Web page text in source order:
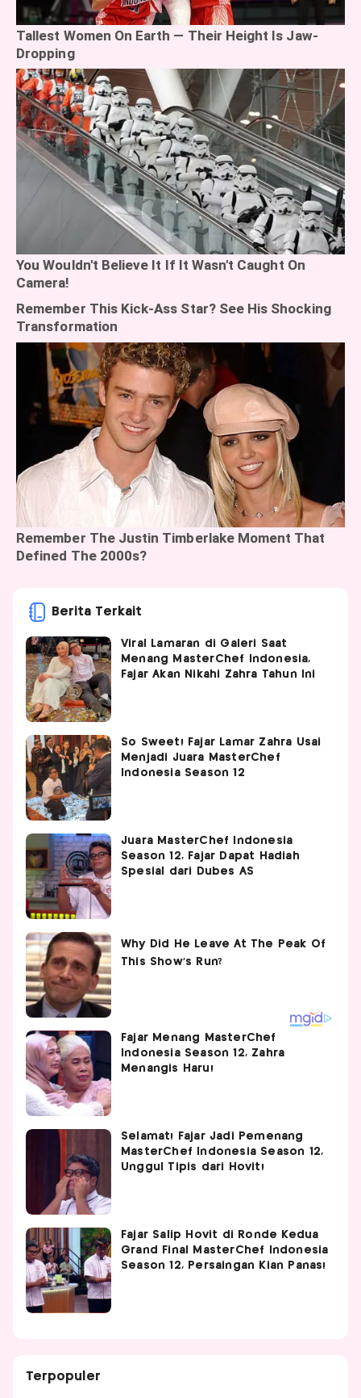
Berita Terkait
Viral Lamaran di Galeri Saat
Menang MasterChef Indonesia,
Fajar Akan Nikahi Zahra Tahun Ini
So Sweet! Fajar Lamar Zahra Usai
Menjadi Juara MasterChef
Indonesia Season 12
Juara MasterChef Indonesia
Season 12, Fajar Dapat Hadiah
Spesial dari Dubes AS
Fajar Menang MasterChef
Indonesia Season 12, Zahra
Menangis Haru!
Selamat! Fajar Jadi Pemenang
MasterChef Indonesia Season 12,
Unggul Tipis dari Hovit!
Fajar Salip Hovit di Ronde Kedua
Grand Final MasterChef Indonesia
Season 12, Persaingan Kian Panas!
Terpopuler